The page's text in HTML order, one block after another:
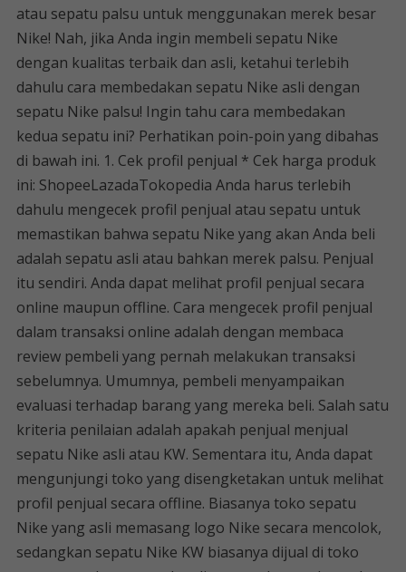
atau sepatu palsu untuk menggunakan merek besar
Nike! Nah, jika Anda ingin membeli sepatu Nike
dengan kualitas terbaik dan asli, ketahui terlebih
dahulu cara membedakan sepatu Nike asli dengan
sepatu Nike palsu! Ingin tahu cara membedakan
kedua sepatu ini? Perhatikan poin-poin yang dibahas
di bawah ini. 1. Cek profil penjual * Cek harga produk
ini: ShopeeLazadaTokopedia Anda harus terlebih
dahulu mengecek profil penjual atau sepatu untuk
memastikan bahwa sepatu Nike yang akan Anda beli
adalah sepatu asli atau bahkan merek palsu. Penjual
itu sendiri. Anda dapat melihat profil penjual secara
online maupun offline. Cara mengecek profil penjual
dalam transaksi online adalah dengan membaca
review pembeli yang pernah melakukan transaksi
sebelumnya. Umumnya, pembeli menyampaikan
evaluasi terhadap barang yang mereka beli. Salah satu
kriteria penilaian adalah apakah penjual menjual
sepatu Nike asli atau KW. Sementara itu, Anda dapat
mengunjungi toko yang disengketakan untuk melihat
profil penjual secara offline. Biasanya toko sepatu
Nike yang asli memasang logo Nike secara mencolok,
sedangkan sepatu Nike KW biasanya dijual di toko